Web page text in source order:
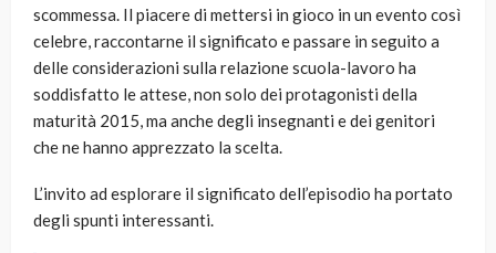
scommessa. Il piacere di mettersi in gioco in un evento così
celebre, raccontarne il significato e passare in seguito a
delle considerazioni sulla relazione scuola-lavoro ha
soddisfatto le attese, non solo dei protagonisti della
maturità 2015, ma anche degli insegnanti e dei genitori
che ne hanno apprezzato la scelta.
L’invito ad esplorare il significato dell’episodio ha portato
degli spunti interessanti.